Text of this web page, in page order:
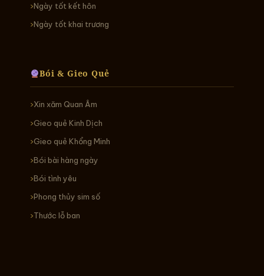
Ngày tốt kết hôn
Ngày tốt khai trương
Bói & Gieo Quẻ
Xin xăm Quan Âm
Gieo quẻ Kinh Dịch
Gieo quẻ Khổng Minh
Bói bài hàng ngày
Bói tình yêu
Phong thủy sim số
Thước lỗ ban